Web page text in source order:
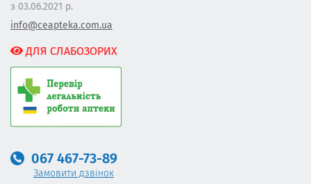
з 03.06.2021 р.
info@ceapteka.com.ua
ДЛЯ СЛАБОЗОРИХ
067 467-73-89
Замовити дзвінок